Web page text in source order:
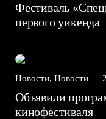
Фестиваль
первого уикенда
Новости, Новости —
Объявили
кинофестиваля